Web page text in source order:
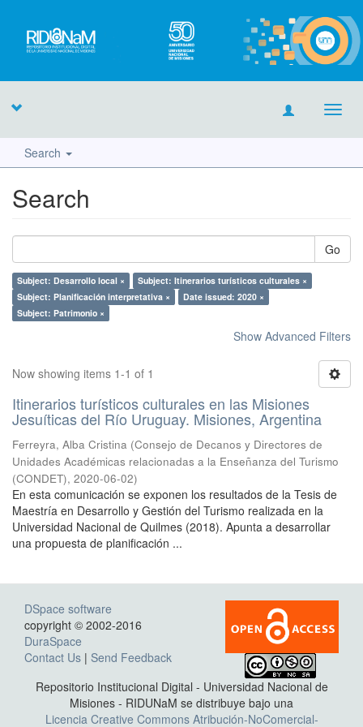
Search
Search
Go
Subject: Desarrollo local ×
Subject: Itinerarios turísticos culturales ×
Subject: Planificación interpretativa ×
Date issued: 2020 ×
Subject: Patrimonio ×
Show Advanced Filters
Now showing items 1-1 of 1
Itinerarios turísticos culturales en las Misiones
Jesuíticas del Río Uruguay. Misiones, Argentina
Ferreyra, Alba Cristina (Consejo de Decanos y Directores de
Unidades Académicas relacionadas a la Enseñanza del Turismo
(CONDET), 2020-06-02)
En esta comunicación se exponen los resultados de la Tesis de
Maestría en Desarrollo y Gestión del Turismo realizada en la
Universidad Nacional de Quilmes (2018). Apunta a desarrollar
una propuesta de planificación ...
DSpace software
copyright © 2002-2016
DuraSpace
Contact Us | Send Feedback
Repositorio Institucional Digital - Universidad Nacional de
Misiones - RIDUNaM se distribuye bajo una
Licencia Creative Commons Atribución-NoComercial-